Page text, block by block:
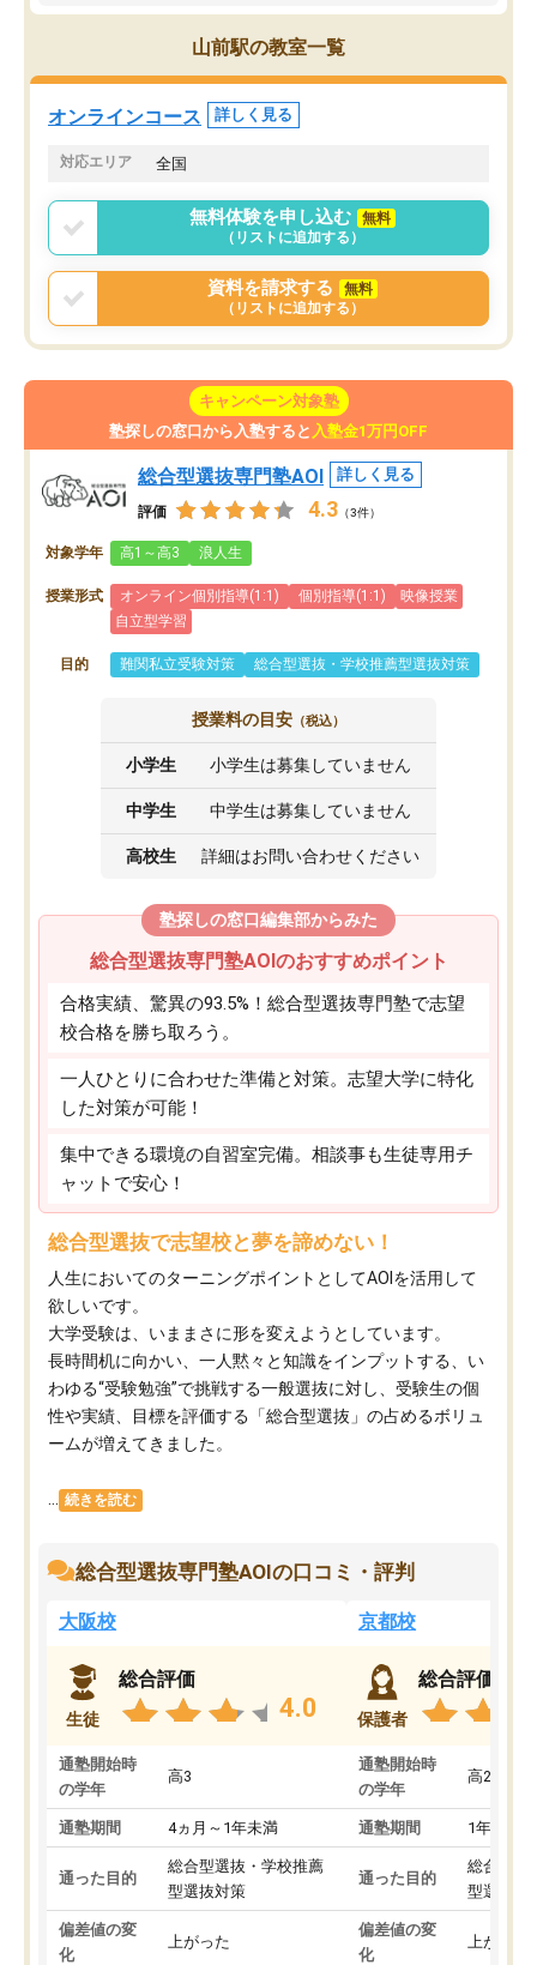
講師の方との距離も近く、親身なコー
チングのおかげで、停滞期もモチベー
ションを維持できました。「やらされ
る勉強」から「目標のための勉強」へ
意識が変わったことが、目標校への合
身につきました。結果と
た。自分から学ぶ姿勢を
山前駅の教室一覧
オンラインコース 詳しく見る
対応エリア 全国
無料体験を申し込む
無料
（リストに追加する）
資料を請求する
無料
（リストに追加する）
キャンペーン対象塾
塾探しの窓口から入塾すると 入塾金1万円OFF
総合型選抜専門塾AOI 詳しく見る
評価 4.3 （3件）
対象学年 高1～高3 浪人生
授業形式 オンライン個別指導(1:1) 個別指導(1:1)
映像授業
自立型学習
目的 難関私立受験対策 総合型選抜・学校推薦型選抜対策
授業料の目安 （税込）
小学生 小学生は募集していません
中学生 中学生は募集していません
高校生 詳細はお問い合わせください
塾探しの窓口編集部からみた
総合型選抜専門塾AOIのおすすめポイント
合格実績、驚異の93.5%！総合型選抜専門塾で志望
校合格を勝ち取ろう。
一人ひとりに合わせた準備と対策。志望大学に特化
した対策が可能！
集中できる環境の自習室完備。相談事も生徒専用チ
ャットで安心！
総合型選抜で志望校と夢を諦めない！
人生においてのターニングポイントとしてAOIを活用して
欲しいです。
大学受験は、いままさに形を変えようとしています。
長時間机に向かい、一人黙々と知識をインプットする、い
わゆる“受験勉強”で挑戦する一般選抜に対し、受験生の個
性や実績、目標を評価する「総合型選抜」の占めるボリュ
ームが増えてきました。
続きを読む
総合型選抜専門塾AOIの口コミ・評判
大阪校
生徒
総合評価
4.0
通塾開始時
の学年
高3
通塾期間 4ヵ月～1年未満
通った目的
総合型選抜・学校推薦
型選抜対策
偏差値の変
化
上がった
京都校
保護者
総合評価
通塾開始時
の学年
高2
通塾期間 1年以上
通った目的
総合型選
型選抜対
偏差値の変
化
上がった